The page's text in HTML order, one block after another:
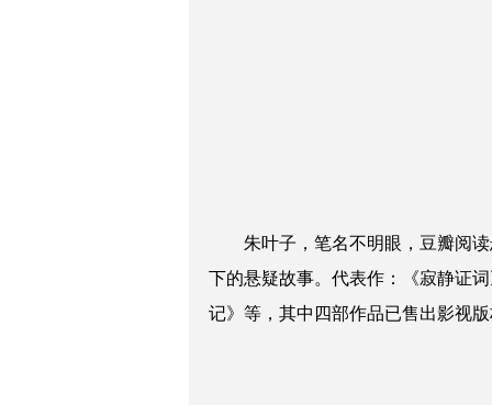
朱叶子 ，笔名不明眼，豆瓣阅
下的悬疑故事。代表作：《寂静证
记》等，其中四部作品已售出影视